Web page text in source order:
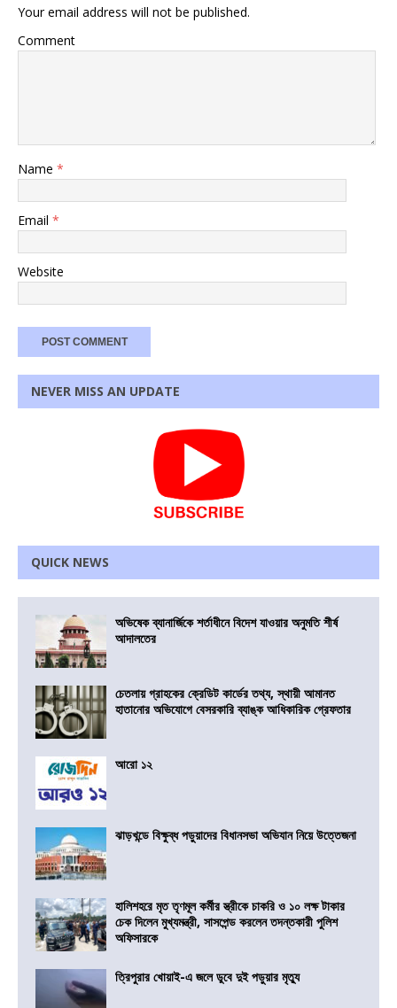
Your email address will not be published.
Comment
Name *
Email *
Website
NEVER MISS AN UPDATE
QUICK NEWS
অভিষেক ব্যানার্জিকে শর্তাধীনে বিদেশ যাওয়ার অনুমতি শীর্ষ
আদালতের
চেতলায় গ্রাহকের ক্রেডিট কার্ডের তথ্য, স্থায়ী আমানত
হাতানোর অভিযোগে বেসরকারি ব্যাঙ্ক আধিকারিক গ্রেফতার
আরো ১২
ঝাড়খন্ডে বিক্ষুব্ধ পড়ুয়াদের বিধানসভা অভিযান নিয়ে উত্তেজনা
হালিশহরে মৃত তৃণমূল কর্মীর স্ত্রীকে চাকরি ও ১০ লক্ষ টাকার
চেক দিলেন মুখ্যমন্ত্রী, সাসপেন্ড করলেন তদন্তকারী পুলিশ
অফিসারকে
ত্রিপুরার খোয়াই-এ জলে ডুবে দুই পড়ুয়ার মৃত্যু